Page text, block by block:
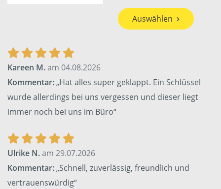
Auswählen
Kareen M.am 04.08.2026
Kommentar:„Hat alles super geklappt. Ein Schlüssel
wurde allerdings bei uns vergessen und dieser liegt
immer noch bei uns im Büro“
Ulrike N.am 29.07.2026
Kommentar:„Schnell, zuverlässig, freundlich und
vertrauenswürdig“